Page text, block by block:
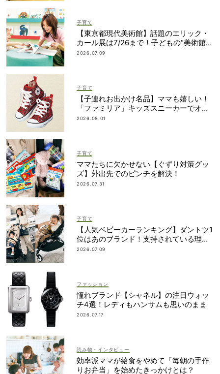
子育て
【東京都現代美術館】話題のエリック・
カール展は7/26まで！子どもの“美術館デ
ビュー”におすすめ
2026.07.09
子育て
【子連れお出かけ名品】ママも嬉しい！
「ファミリア」キッズスニーカーでオシ
ャレの完成度アップ！
2026.08.01
子育て
ママたちに欠かせない【ぐずり対策グッ
ズ】外出先でのピンチを解決！
2026.07.31
子育て
【人気ベビーカーランキング】ダントツ1
位はあのブランド！支持されている理由
は？
2026.07.09
ファッション
憧れブランド【シャネル】の注目ウォッ
チ4選！レディもハンサムも思いのまま
2026.07.17
読み物・インタビュー
効率派ママが給食をやめて「毎朝の手作
りお弁当」を始めたきっかけとは？